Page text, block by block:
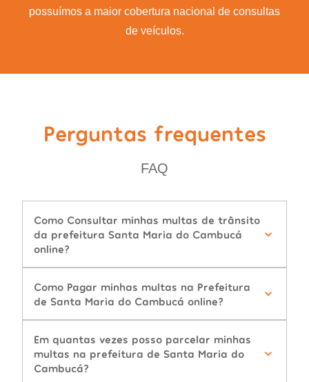
possuímos a maior cobertura nacional de consultas
de veículos.
Perguntas frequentes
FAQ
Como Consultar minhas multas de trânsito
da prefeitura Santa Maria do Cambucá
online?
Como Pagar minhas multas na Prefeitura
de Santa Maria do Cambucá online?
Em quantas vezes posso parcelar minhas
multas na prefeitura de Santa Maria do
Cambucá?